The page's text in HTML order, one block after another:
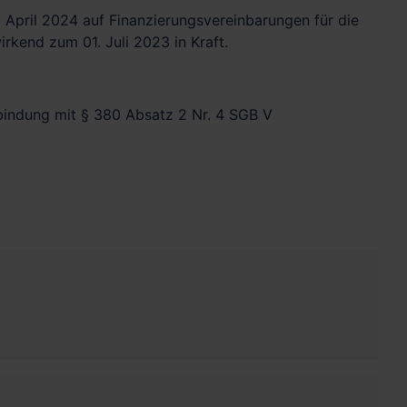
2024 auf Finanzierungsvereinbarungen für die
zum 01. Juli 2023 in Kraft.
mit § 380 Absatz 2 Nr. 4 SGB V